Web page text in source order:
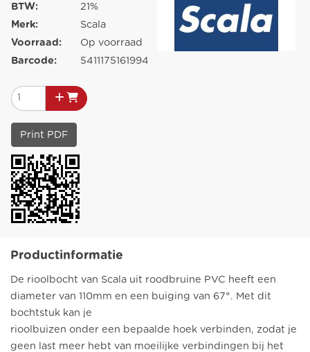
BTW:
21%
Merk:
Scala
Voorraad:
Op voorraad
Barcode:
5411175161994
Print PDF
Productinformatie
De rioolbocht van Scala uit roodbruine PVC heeft een
diameter van 110mm en een buiging van 67°. Met dit
bochtstuk kan je
rioolbuizen onder een bepaalde hoek verbinden, zodat je
geen last meer hebt van moeilijke verbindingen bij het